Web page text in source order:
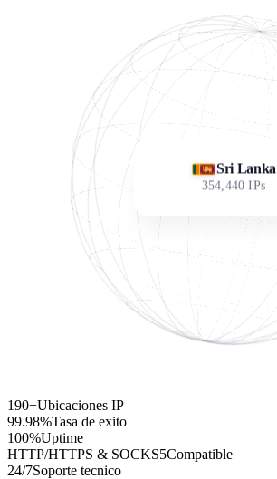
Sri Lanka
354,440 IPs
190+Ubicaciones IP
99.98%Tasa de exito
100%Uptime
HTTP/HTTPS & SOCKS5Compatible
24/7Soporte tecnico